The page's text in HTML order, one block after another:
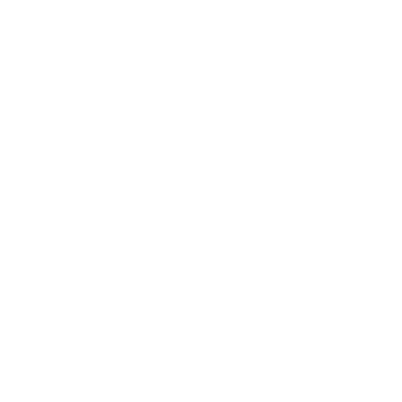
させていただ
了承ください。
です。
ず変更すること
1000ppm以下、
下、フタル酸ジブチ
) : 1000ppm、
、
貨物等」とい
可)を取得する
要な手段を講じ